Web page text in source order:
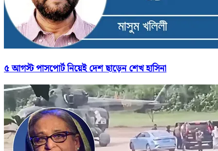
৫ আগস্ট পাসপোর্ট নিয়েই দেশ ছাড়েন শেখ হাসিনা